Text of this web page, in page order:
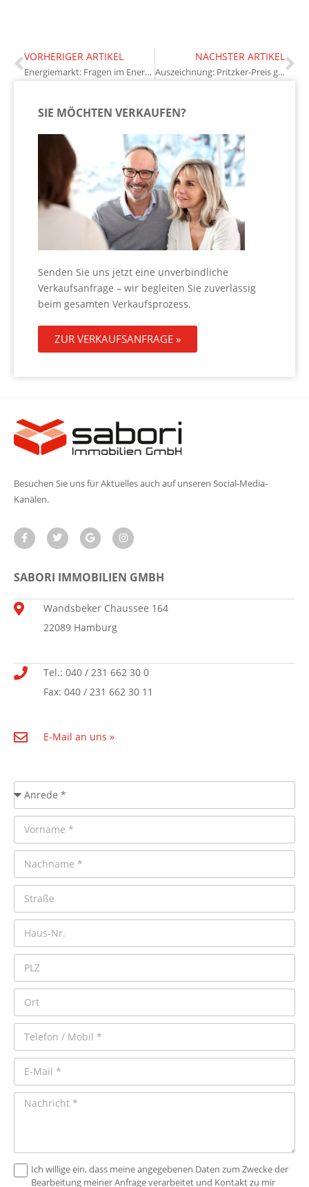
VORHERIGER ARTIKEL
Energiemarkt: Fragen im Energie-Monitoring gestrichen
NÄCHSTER ARTIKEL
Auszeichnung: Pritzker-Preis geht an Riken Yamamoto
SIE MÖCHTEN VERKAUFEN?
Senden Sie uns jetzt eine unverbindliche
Verkaufsanfrage – wir begleiten Sie zuverlässig
beim gesamten Verkaufsprozess.
ZUR VERKAUFSANFRAGE »
Besuchen Sie uns für Aktuelles auch auf unseren Social-Media-
Kanälen.
SABORI IMMOBILIEN GMBH
Wandsbeker Chaussee 164
22089 Hamburg
Tel.: 040 / 231 662 30 0
Fax: 040 / 231 662 30 11
E-Mail an uns »
Ich willige ein, dass meine angegebenen Daten zum Zwecke der
Bearbeitung meiner Anfrage verarbeitet und Kontakt zu mir